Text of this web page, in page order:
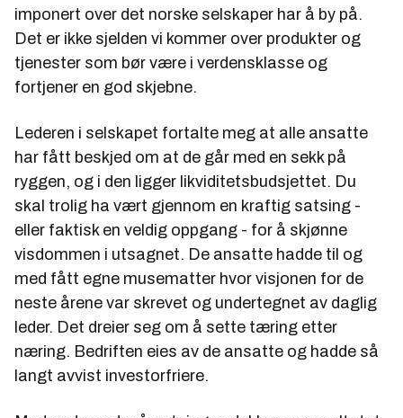
imponert over det norske selskaper har å by på.
Det er ikke sjelden vi kommer over produkter og
tjenester som bør være i verdensklasse og
fortjener en god skjebne.
Lederen i selskapet fortalte meg at alle ansatte
har fått beskjed om at de går med en sekk på
ryggen, og i den ligger likviditetsbudsjettet. Du
skal trolig ha vært gjennom en kraftig satsing -
eller faktisk en veldig oppgang - for å skjønne
visdommen i utsagnet. De ansatte hadde til og
med fått egne musematter hvor visjonen for de
neste årene var skrevet og undertegnet av daglig
leder. Det dreier seg om å sette tæring etter
næring. Bedriften eies av de ansatte og hadde så
langt avvist investorfriere.